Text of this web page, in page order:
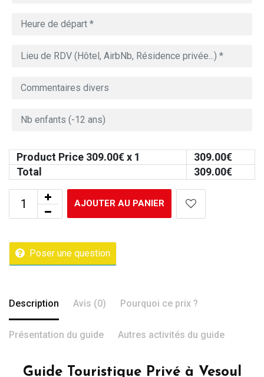
Product Price 309.00€ x 1 309.00€
Total
309.00€
AJOUTER AU PANIER
Poser une question
Description Avis (0) Pourquoi ce prix ?
Présentation du guide Autres activités du guide
Guide Touristique Privé à Vesoul